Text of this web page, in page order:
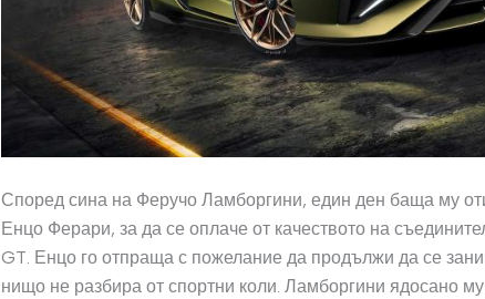
Според сина на Феручо Ламборгини, един ден баща му
Енцо Ферари, за да се оплаче от качеството на
GT. Енцо го отпраща с пожелание да продължи да се
нищо не разбира от спортни коли. Ламборгини ядосано